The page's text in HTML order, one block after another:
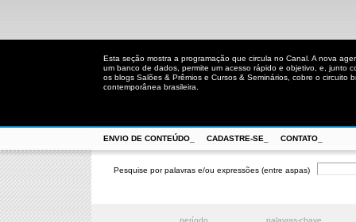
Esta seção mostra a programação que circula no Canal. A nova
um banco de dados, permite um acesso rápido e objetivo, e, junto
os blogs Salões & Prêmios e Cursos & Seminários, cobre o circuito
contemporânea brasileira.
ENVIO DE CONTEÚDO_ CADASTRE-SE_ CONTATO_
Pesquise por palavras e/ou expressões (entre aspas)
período_
palavras-chave_